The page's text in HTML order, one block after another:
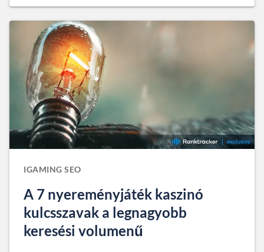
IGAMING SEO
A 7 nyereményjáték kaszinó
kulcsszavak a legnagyobb
keresési volumenű